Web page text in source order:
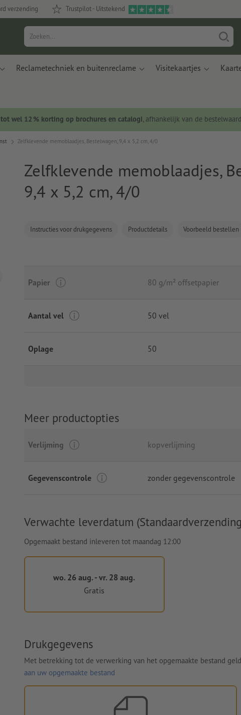
verzending Trustpilot - Uitstekend
Reclametechniek en buitenreclame Visitekaartjes
tot wel 12 % korting op brochures en catalogi, afhankelijk van de
Zelfklevende memoblaadjes, Bestelwagen, 9,4 x 5,2 cm, 4/0
Zelfklevende memoblaadjes,
9,4 x 5,2 cm, 4/0
Instructies voor drukgegevens Productdetails Voorbeeld bestellen
Papier 80 g/m² offsetpapier
Aantal vel 50 vel
Oplage 50
Meer productopties
Verlijming kopverlijming
Gegevenscontrole zonder gegevenscontrole
Verwachte leverdatum
Opgemaakt bestand inleveren tot maandag 12:00
wo. 26 aug. - vr. 28 aug.
Gratis
Drukgegevens
Met betrekking tot de verwerking van het opgemaakte bestand
aan uw opgemaakte bestand